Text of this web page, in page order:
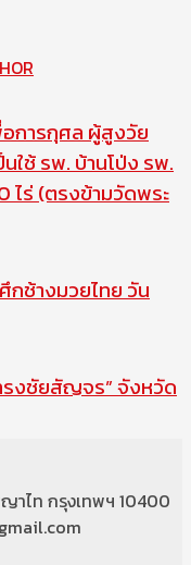
การกุศล ผู้สูงวัย
ใช้ รพ. บ้านโป่ง รพ.
ไร่ (ตรงข้ามวัดพระ
กช้างมวยไทย วัน
รงชัยสัญจร” จังหวัด
าไท กรุงเทพฯ 10400